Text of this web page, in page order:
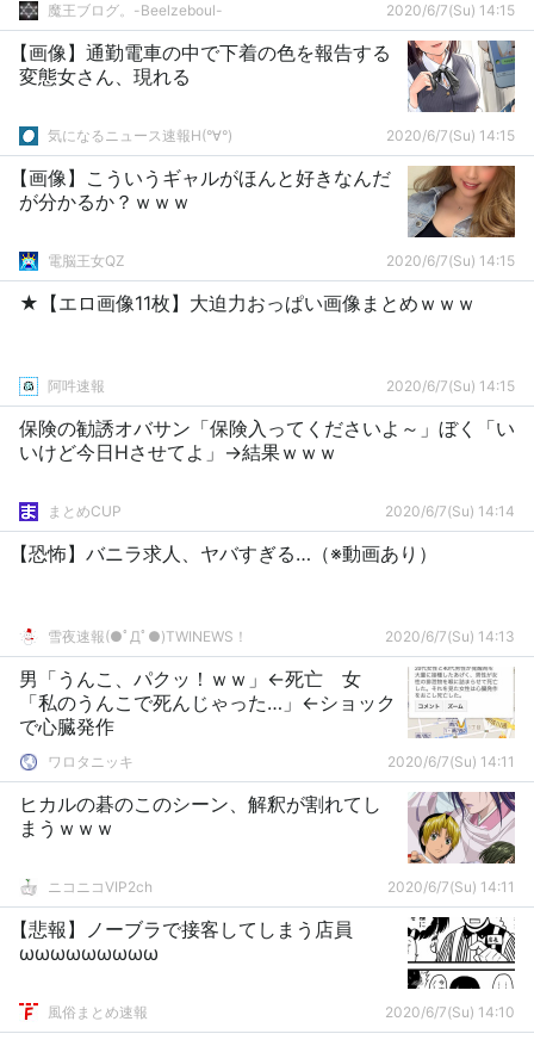
魔王ブログ。-Beelzeboul- 2020/6/7(Su) 14:15
【画像】通勤電車の中で下着の色を報告する
変態女さん、現れる
気になるニュース速報H(°∀°) 2020/6/7(Su) 14:15
【画像】こういうギャルがほんと好きなんだ
が分かるか？ｗｗｗ
電脳王女QZ 2020/6/7(Su) 14:15
★【エロ画像11枚】大迫力おっぱい画像まとめｗｗｗ
阿吽速報 2020/6/7(Su) 14:15
保険の勧誘オバサン「保険入ってくださいよ～」ぼく「い
いけど今日Hさせてよ」→結果ｗｗｗ
まとめCUP 2020/6/7(Su) 14:14
【恐怖】バニラ求人、ヤバすぎる…（※動画あり）
雪夜速報(●ﾟДﾟ●)TWINEWS！ 2020/6/7(Su) 14:13
男「うんこ、パクッ！ｗｗ」←死亡 女
「私のうんこで死んじゃった…」←ショック
で心臓発作
ワロタニッキ 2020/6/7(Su) 14:11
ヒカルの碁のこのシーン、解釈が割れてし
まうｗｗｗ
ニコニコVIP2ch 2020/6/7(Su) 14:11
【悲報】ノーブラで接客してしまう店員
ωωωωωωωωω
風俗まとめ速報 2020/6/7(Su) 14:10